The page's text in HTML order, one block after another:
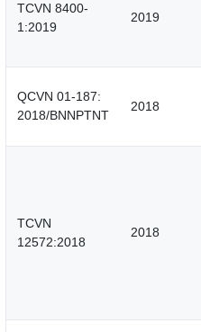
TCVN 8400-
1:2019
2019
QCVN 01-187:
2018/BNNPTNT
2018
TCVN
12572:2018
2018